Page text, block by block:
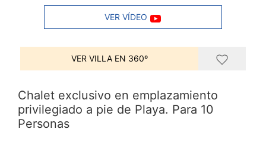
VER VÍDEO
VER VILLA EN 360º
Chalet exclusivo en emplazamiento
privilegiado a pie de Playa. Para 10
Personas